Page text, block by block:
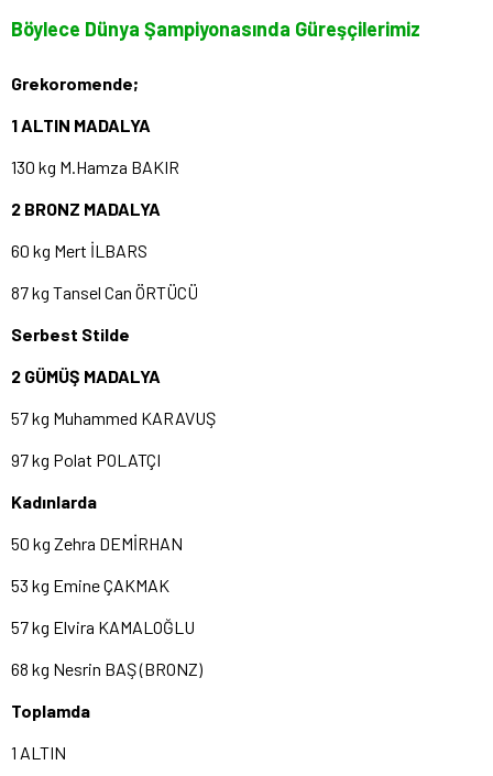
Böylece Dünya Şampiyonasında Güreşçilerimiz
Grekoromende;
1 ALTIN MADALYA
130 kg M.Hamza BAKIR
2 BRONZ MADALYA
60 kg Mert İLBARS
87 kg Tansel Can ÖRTÜCÜ
Serbest Stilde
2 GÜMÜŞ MADALYA
57 kg Muhammed KARAVUŞ
97 kg Polat POLATÇI
Kadınlarda
50 kg Zehra DEMİRHAN
53 kg Emine ÇAKMAK
57 kg Elvira KAMALOĞLU
68 kg Nesrin BAŞ (BRONZ)
Toplamda
1 ALTIN